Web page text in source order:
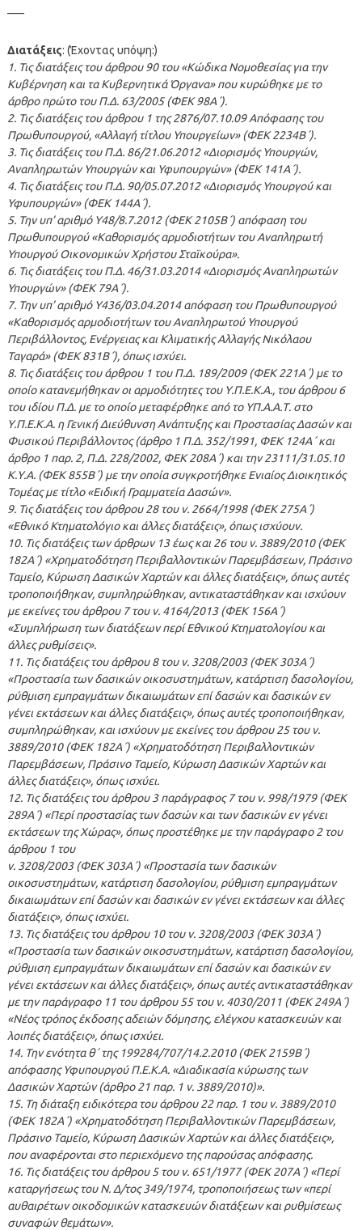
—–
Διατάξεις: (Έχοντας υπόψη:)
1. Τις διατάξεις του άρθρου 90 του «Κώδικα Νομοθεσίας για την
Κυβέρνηση και τα Κυβερνητικά Όργανα» που κυρώθηκε με το
άρθρο πρώτο του Π.Δ. 63/2005 (ΦΕΚ 98Α΄).
2. Τις διατάξεις του άρθρου 1 της 2876/07.10.09 Απόφασης του
Πρωθυπουργού, «Αλλαγή τίτλου Υπουργείων» (ΦΕΚ 2234Β΄).
3. Τις διατάξεις του Π.Δ. 86/21.06.2012 «Διορισμός Υπουργών,
Αναπληρωτών Υπουργών και Υφυπουργών» (ΦΕΚ 141A΄).
4. Τις διατάξεις του Π.Δ. 90/05.07.2012 «Διορισμός Υπουργού και
Υφυπουργών» (ΦΕΚ 144A΄).
5. Την υπ’ αριθμό Υ48/8.7.2012 (ΦΕΚ 2105Β΄) απόφαση του
Πρωθυπουργού «Καθορισμός αρμοδιοτήτων του Αναπληρωτή
Υπουργού Οικονομικών Χρήστου Σταϊκούρα».
6. Τις διατάξεις του Π.Δ. 46/31.03.2014 «Διορισμός Αναπληρωτών
Υπουργών» (ΦΕΚ 79A΄).
7. Την υπ’ αριθμό Υ436/03.04.2014 απόφαση του Πρωθυπουργού
«Καθορισμός αρμοδιοτήτων του Αναπληρωτού Υπουργού
Περιβάλλοντος, Ενέργειας και Κλιματικής Αλλαγής Νικόλαου
Ταγαρά» (ΦΕΚ 831Β΄), όπως ισχύει.
8. Τις διατάξεις του άρθρου 1 του Π.Δ. 189/2009 (ΦΕΚ 221Α΄) με το
οποίο κατανεμήθηκαν οι αρμοδιότητες του Υ.Π.Ε.Κ.Α., του άρθρου 6
του ιδίου Π.Δ. με το οποίο μεταφέρθηκε από το ΥΠ.Α.Α.Τ. στο
Υ.Π.Ε.Κ.Α. η Γενική Διεύθυνση Ανάπτυξης και Προστασίας Δασών και
Φυσικού Περιβάλλοντος (άρθρο 1 Π.Δ. 352/1991, ΦΕΚ 124Α΄ και
άρθρο 1 παρ. 2, Π.Δ. 228/2002, ΦΕΚ 208Α΄) και την 23111/31.05.10
Κ.Υ.Α. (ΦΕΚ 855Β΄) με την οποία συγκροτήθηκε Ενιαίος Διοικητικός
Τομέας με τίτλο «Ειδική Γραμματεία Δασών».
9. Τις διατάξεις του άρθρου 28 του ν. 2664/1998 (ΦΕΚ 275Α΄)
«Εθνικό Κτηματολόγιο και άλλες διατάξεις», όπως ισχύουν.
10. Τις διατάξεις των άρθρων 13 έως και 26 του ν. 3889/2010 (ΦΕΚ
182Α΄) «Χρηματοδότηση Περιβαλλοντικών Παρεμβάσεων, Πράσινο
Ταμείο, Κύρωση Δασικών Χαρτών και άλλες διατάξεις», όπως αυτές
τροποποιήθηκαν, συμπληρώθηκαν, αντικαταστάθηκαν και ισχύουν
με εκείνες του άρθρου 7 του ν. 4164/2013 (ΦΕΚ 156Α΄)
«Συμπλήρωση των διατάξεων περί Εθνικού Κτηματολογίου και
άλλες ρυθμίσεις».
11. Τις διατάξεις του άρθρου 8 του ν. 3208/2003 (ΦΕΚ 303Α΄)
«Προστασία των δασικών οικοσυστημάτων, κατάρτιση δασολογίου,
ρύθμιση εμπραγμάτων δικαιωμάτων επί δασών και δασικών εν
γένει εκτάσεων και άλλες διατάξεις», όπως αυτές τροποποιήθηκαν,
συμπληρώθηκαν, και ισχύουν με εκείνες του άρθρου 25 του ν.
3889/2010 (ΦΕΚ 182Α΄) «Χρηματοδότηση Περιβαλλοντικών
Παρεμβάσεων, Πράσινο Ταμείο, Κύρωση Δασικών Χαρτών και
άλλες διατάξεις», όπως ισχύει.
12. Τις διατάξεις του άρθρου 3 παράγραφος 7 του ν. 998/1979 (ΦΕΚ
289Α΄) «Περί προστασίας των δασών και των δασικών εν γένει
εκτάσεων της Χώρας», όπως προστέθηκε με την παράγραφο 2 του
άρθρου 1 του
ν. 3208/2003 (ΦΕΚ 303Α΄) «Προστασία των δασικών
οικοσυστημάτων, κατάρτιση δασολογίου, ρύθμιση εμπραγμάτων
δικαιωμάτων επί δασών και δασικών εν γένει εκτάσεων και άλλες
διατάξεις», όπως ισχύει.
13. Τις διατάξεις του άρθρου 10 του ν. 3208/2003 (ΦΕΚ 303Α΄)
«Προστασία των δασικών οικοσυστημάτων, κατάρτιση δασολογίου,
ρύθμιση εμπραγμάτων δικαιωμάτων επί δασών και δασικών εν
γένει εκτάσεων και άλλες διατάξεις», όπως αυτές αντικαταστάθηκαν
με την παράγραφο 11 του άρθρου 55 του ν. 4030/2011 (ΦΕΚ 249Α΄)
«Νέος τρόπος έκδοσης αδειών δόμησης, ελέγχου κατασκευών και
λοιπές διατάξεις», όπως ισχύει.
14. Την ενότητα θ΄ της 199284/707/14.2.2010 (ΦΕΚ 2159Β΄)
απόφασης Υφυπουργού Π.Ε.Κ.Α. «Διαδικασία κύρωσης των
Δασικών Χαρτών (άρθρο 21 παρ. 1 ν. 3889/2010)».
15. Τη διάταξη ειδικότερα του άρθρου 22 παρ. 1 του ν. 3889/2010
(ΦΕΚ 182Α΄) «Χρηματοδότηση Περιβαλλοντικών Παρεμβάσεων,
Πράσινο Ταμείο, Κύρωση Δασικών Χαρτών και άλλες διατάξεις»,
που αναφέρονται στο περιεχόμενο της παρούσας απόφασης.
16. Τις διατάξεις του άρθρου 5 του ν. 651/1977 (ΦΕΚ 207Α΄) «Περί
καταργήσεως του Ν. Δ/τος 349/1974, τροποποιήσεως των «περί
αυθαιρέτων οικοδομικών κατασκευών διατάξεων και ρυθμίσεως
συναφών θεμάτων».